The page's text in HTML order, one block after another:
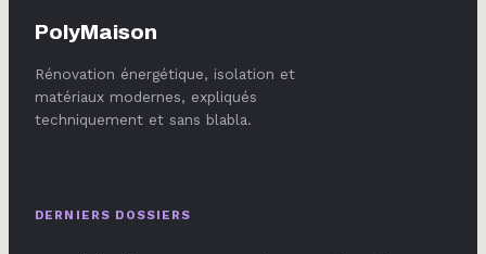
PolyMaison
Rénovation énergétique, isolation et
matériaux modernes, expliqués
techniquement et sans blabla.
DERNIERS DOSSIERS